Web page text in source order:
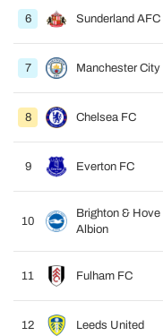
6 Sunderland AFC
7 Manchester City
8 Chelsea FC
9 Everton FC
10
Brighton & Hove
Albion
11 Fulham FC
12 Leeds United